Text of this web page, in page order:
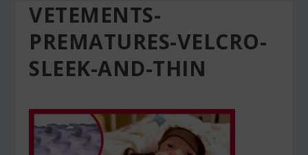
VETEMENTS-
PREMATURES-VELCRO-
SLEEK-AND-THIN